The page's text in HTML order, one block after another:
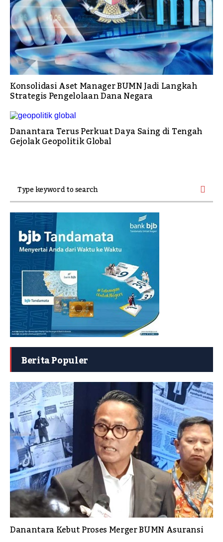
Konsolidasi Aset Manager BUMN Jadi Langkah
Strategis Pengelolaan Dana Negara
Danantara Terus Perkuat Daya Saing di Tengah
Gejolak Geopolitik Global
Berita Populer
Danantara Kebut Proses Merger BUMN Asuransi